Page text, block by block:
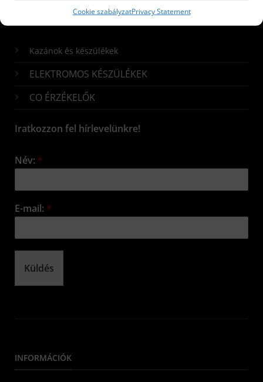
Cookie szabályzatPrivacy Statement
Kazánok és készülékek
ELEKTROMOS KÉSZÜLÉKEK
CO ÉRZÉKELŐK
Iratkozzon fel hírlevelünkre!
Név: *
E-mail: *
Küldés
INFORMÁCIÓK